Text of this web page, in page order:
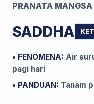
PRANATA
SADDHA
• FENOMENA: Air
pagi hari
• PANDUAN: Tanam